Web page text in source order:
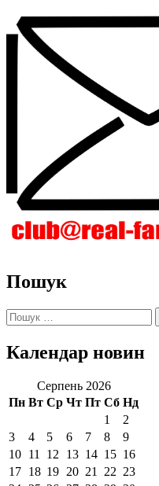
Пошук
Пошук:
Календар новин
Серпень 2026
Пн Вт Ср Чт Пт Сб Нд
1
2
3
4 5 6 7 8
9
10 11 12 13 14 15 16
17 18 19 20 21 22 23